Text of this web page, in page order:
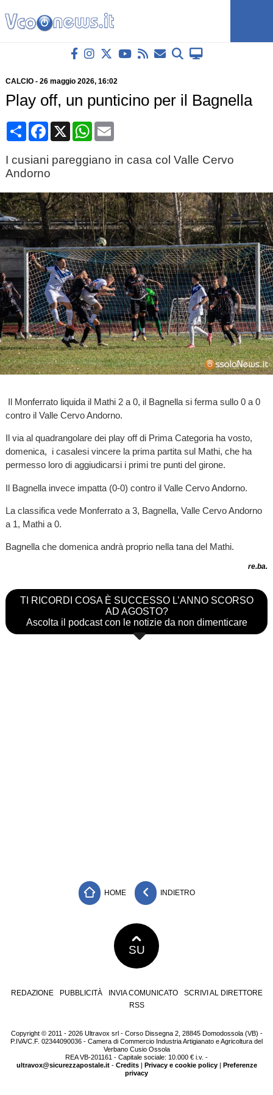
CALCIO- 26 maggio 2026, 16:02
Play off, un punticino per il Bagnella
CondividiFacebook
X WhatsApp
Email
I cusiani pareggiano in casa col Valle Cervo
Andorno
Il Monferrato liquida il Mathi 2 a 0, il Bagnella si ferma sullo 0 a 0
contro il Valle Cervo Andorno.
Il via al quadrangolare dei play off di Prima Categoria ha vosto,
domenica, i casalesi vincere la prima partita sul Mathi, che ha
permesso loro di aggiudicarsi i primi tre punti del girone.
Il Bagnella invece impatta (0-0) contro il Valle Cervo Andorno.
La classifica vede Monferrato a 3, Bagnella, Valle Cervo Andorno
a 1, Mathi a 0.
Bagnella che domenica andrà proprio nella tana del Mathi.
re.ba.
TI RICORDI COSA È SUCCESSO L’ANNO SCORSO
AD AGOSTO?
Ascolta il podcast con le notizie da non dimenticare
HOME INDIETRO
SU
REDAZIONE PUBBLICITÀ INVIA COMUNICATO
SCRIVI AL DIRETTORE
RSS
Copyright © 2011 - 2026 Ultravox srl - Corso Dissegna 2, 28845 Domodossola (VB) -
P.IVA/C.F. 02344090036 - Camera di Commercio Industria Artigianato e Agricoltura del
Verbano Cusio Ossola
REA VB-201161 - Capitale sociale: 10.000 € i.v. -
ultravox@sicurezzapostale.it- Credits| Privacy e cookie policy| Preferenze
privacy